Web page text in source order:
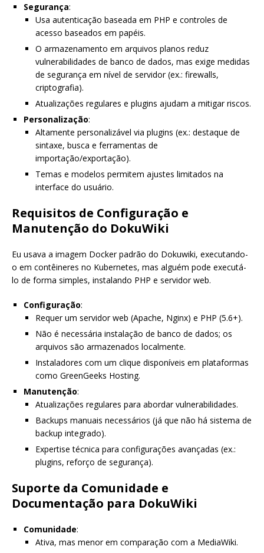
Segurança:
Usa autenticação baseada em PHP e controles de
acesso baseados em papéis.
O armazenamento em arquivos planos reduz
vulnerabilidades de banco de dados, mas exige medidas
de segurança em nível de servidor (ex.: firewalls,
criptografia).
Atualizações regulares e plugins ajudam a mitigar riscos.
Personalização:
Altamente personalizável via plugins (ex.: destaque de
sintaxe, busca e ferramentas de
importação/exportação).
Temas e modelos permitem ajustes limitados na
interface do usuário.
Requisitos de Configuração e
Manutenção do DokuWiki
Eu usava a imagem Docker padrão do Dokuwiki, executando-
o em contêineres no Kubernetes, mas alguém pode executá-
lo de forma simples, instalando PHP e servidor web.
Configuração:
Requer um servidor web (Apache, Nginx) e PHP (5.6+).
Não é necessária instalação de banco de dados; os
arquivos são armazenados localmente.
Instaladores com um clique disponíveis em plataformas
como GreenGeeks Hosting.
Manutenção:
Atualizações regulares para abordar vulnerabilidades.
Backups manuais necessários (já que não há sistema de
backup integrado).
Expertise técnica para configurações avançadas (ex.:
plugins, reforço de segurança).
Suporte da Comunidade e
Documentação para DokuWiki
Comunidade:
Ativa, mas menor em comparação com a MediaWiki.